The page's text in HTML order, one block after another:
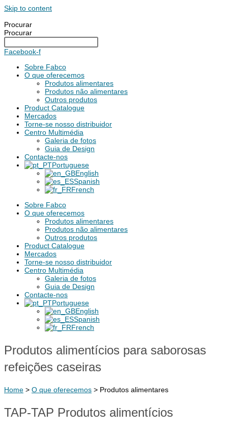
Skip to content
Procurar
Procurar
Facebook-f
Sobre Fabco
O que oferecemos
Produtos alimentares
Produtos não alimentares
Outros produtos
Product Catalogue
Mercados
Torne-se nosso distribuidor
Centro Multimédia
Galeria de fotos
Guia de Design
Contacte-nos
Portuguese
English
Spanish
French
Sobre Fabco
O que oferecemos
Produtos alimentares
Produtos não alimentares
Outros produtos
Product Catalogue
Mercados
Torne-se nosso distribuidor
Centro Multimédia
Galeria de fotos
Guia de Design
Contacte-nos
Portuguese
English
Spanish
French
Produtos alimentícios para saborosas
refeições caseiras
Home > O que oferecemos > Produtos alimentares
TAP-TAP Produtos alimentícios